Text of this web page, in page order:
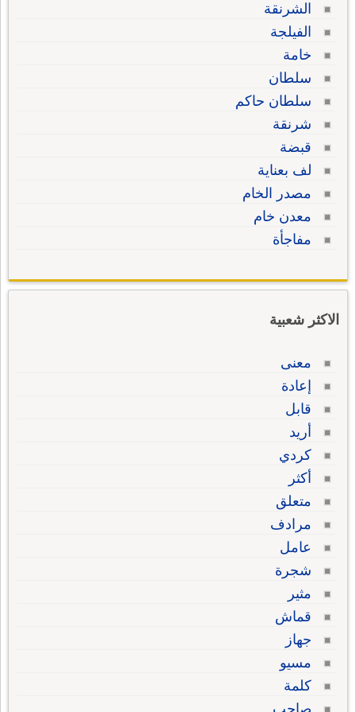
الشرنقة
الفيلجة
خامة
سلطان
سلطان حاكم
شرنقة
قبضة
لف بعناية
مصدر الخام
معدن خام
مفاجأة
الاكثر شعبية
معنى
إعادة
قابل
أريد
كردي
أكثر
متعلق
مرادف
عامل
شجرة
مثير
قماش
جهاز
مسيو
كلمة